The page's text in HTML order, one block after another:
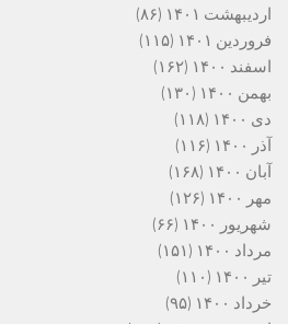
اردیبهشت ۱۴۰۱
(۸۶)
فروردین ۱۴۰۱
(۱۱۵)
اسفند ۱۴۰۰
(۱۶۲)
بهمن ۱۴۰۰
(۱۳۰)
دی ۱۴۰۰
(۱۱۸)
آذر ۱۴۰۰
(۱۱۶)
آبان ۱۴۰۰
(۱۶۸)
مهر ۱۴۰۰
(۱۲۶)
شهریور ۱۴۰۰
(۶۶)
مرداد ۱۴۰۰
(۱۵۱)
تیر ۱۴۰۰
(۱۱۰)
خرداد ۱۴۰۰
(۹۵)